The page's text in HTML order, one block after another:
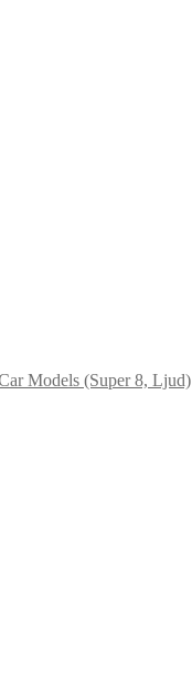
Models (Super 8, Ljud)